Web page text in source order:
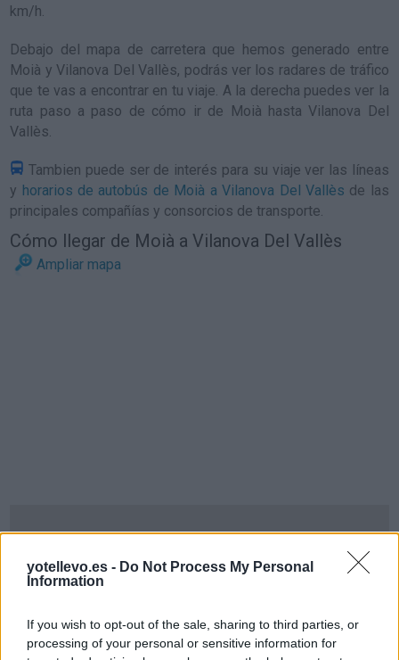
yotellevo.es - Do Not Process My Personal
Information
If you wish to opt-out of the sale, sharing to third parties, or
processing of your personal or sensitive information for
km/h.
Debajo del mapa de carretera que hemos generado entre
Moià y Vilanova Del Vallès, podrás ver los radares de tráfico
que te vas a encontrar en tu viaje. A la derecha puedes ver la
ruta paso a paso de cómo ir de Moià hasta Vilanova Del
Vallès.
Tambien puede ser de interés para su viaje ver las líneas
y horarios de autobús de Moià a Vilanova Del Vallès de las
principales compañías y consorcios de transporte.
Cómo llegar de Moià a Vilanova Del Vallès
Ampliar mapa